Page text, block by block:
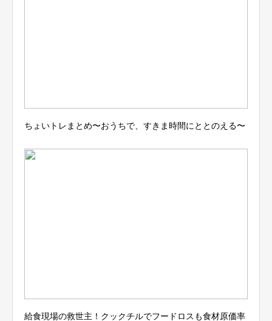
ちょいトレまとめ〜おうちで、すきま時間にととのえる〜
給食現場の救世主！クックチルでフードロスも食材原価率